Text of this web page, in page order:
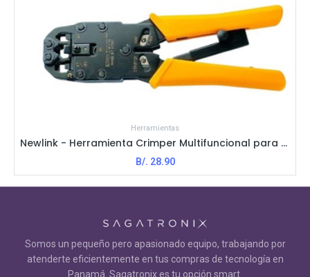
Herramientas
Newlink - Herramienta Crimper Multifuncional para Plug Modular RJ45
B/. 28.90
Somos un pequeño pero apasionado equipo, trabajando por
atenderte eficientemente en tus compras de tecnología en
Panamá. Sagatronix es tu opción smart.